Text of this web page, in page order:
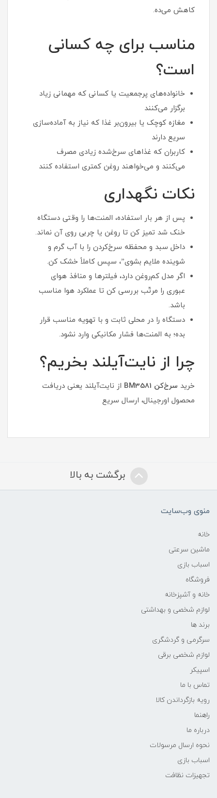
کاهش می‌ده.
مناسب برای چه کسانی
است؟
خانواده‌های پرجمعیت یا کسانی که مهمانی زیاد
برگزار می‌کنند
مغازه کوچک یا بیرون‌بر غذا که نیاز به آماده‌سازی
سریع دارند
کاربران که غذاهای سرخ‌شده زیادی مصرف
می‌کنند و می‌خواهند روغن کمتری استفاده کنند
نکات نگهداری
پس از هر بار استفاده، المنت‌ها را وقتی دستگاه
خنک شد تمیز کن تا روغن یا چربی روی آن نماند.
داخل سبد و محفظه سرخ‌کردن را با آب گرم و
شوینده ملایم بشوی”، سپس کاملاً خشک کن.
اگر مدل کم‌روغن دارد، فیلترها و منافذ هوای
عبوری را مرتّب بررسی کن تا عملکرد هوا مناسب
باشد.
دستگاه را در محلی ثابت و با تهویه مناسب قرار
بده؛ به المنت‌ها فشار مکانیکی وارد نشود.
چرا از نایت‌آیلند بخریم؟
خرید سرخ‌کن BM3581
از نایت‌آیلند یعنی دریافت
محصول اورجینال، ارسال سریع
برگشت به بالا
منوی وب‌سایت
خانه
ماشین سرعتی
اسباب بازی
فروشگاه
خانه و آشپزخانه
لوازم شخصی و بهداشتی
برند ها
سرگرمی و گردشگری
لوازم شخصی برقی
اسپیکر
تماس با ما
رویه بازگرداندن کالا
راهنما
درباره ما
نحوه ارسال مرسولات
اسباب بازی
تجهیزات نظافت